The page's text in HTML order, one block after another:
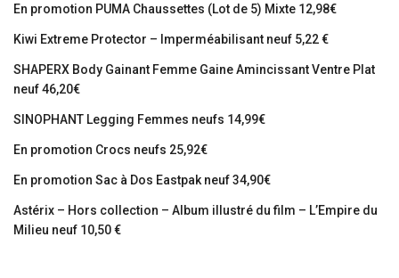
En promotion PUMA Chaussettes (Lot de 5) Mixte 12,98€
Kiwi Extreme Protector – Imperméabilisant neuf 5,22 €
SHAPERX Body Gainant Femme Gaine Amincissant Ventre Plat
neuf 46,20€
SINOPHANT Legging Femmes neufs 14,99€
En promotion Crocs neufs 25,92€
En promotion Sac à Dos Eastpak neuf 34,90€
Astérix – Hors collection – Album illustré du film – L’Empire du
Milieu neuf 10,50 €